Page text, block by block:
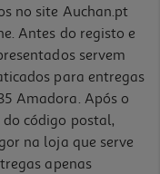
no site Auchan.pt
Antes do registo e
servem
para entregas
Amadora. Após o
código postal,
na loja que serve
apenas